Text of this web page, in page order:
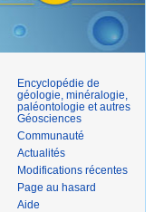
Encyclopédie de
géologie, minéralogie,
paléontologie et autres
Géosciences
Communauté
Actualités
Modifications récentes
Page au hasard
Aide